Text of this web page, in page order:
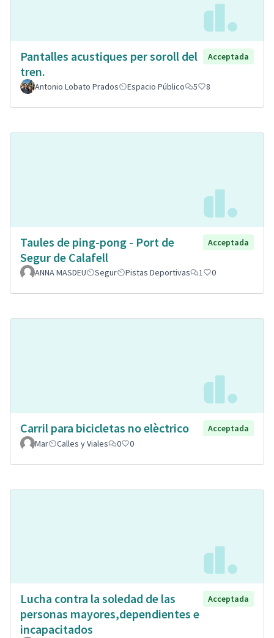
Pantalles acustiques per soroll del
tren.
Acceptada
Antonio Lobato Prados Espacio Público 5 8
Taules de ping-pong - Port de
Segur de Calafell
Acceptada
ANNA MASDEU Segur Pistas Deportivas 1 0
Carril para bicicletas no elèctrico
Acceptada
Mar
Calles y Viales 0 0
Lucha contra la soledad de las
personas mayores,dependientes e
incapacitados
Acceptada